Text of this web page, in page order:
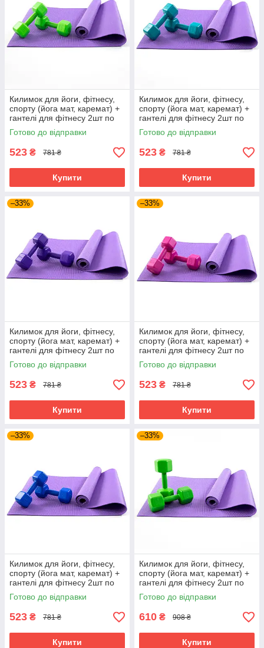
Килимок для йоги, фітнесу,
спорту (йога мат, каремат) +
гантелі для фітнесу 2шт по
2кг OSPORT Set 82 (n-0112)
Фіолетово-салатовий
Готово до відправки
523 ₴ 781 ₴
Купити
Килимок для йоги, фітнесу,
спорту (йога мат, каремат) +
гантелі для фітнесу 2шт по
2кг OSPORT Set 82 (n-0112)
Фіолетово-бірюзовий
Готово до відправки
523 ₴ 781 ₴
Купити
–33%
Килимок для йоги, фітнесу,
спорту (йога мат, каремат) +
гантелі для фітнесу 2шт по
2кг OSPORT Set 82 (n-0112)
Фіолетово-фіолетовий
Готово до відправки
523 ₴ 781 ₴
Купити
–33%
Килимок для йоги, фітнесу,
спорту (йога мат, каремат) +
гантелі для фітнесу 2шт по
2кг OSPORT Set 82 (n-0112)
Фіолетово-рожевий
Готово до відправки
523 ₴ 781 ₴
Купити
–33%
Килимок для йоги, фітнесу,
спорту (йога мат, каремат) +
гантелі для фітнесу 2шт по
2кг OSPORT Set 82 (n-0112)
Фіолетово-синій
Готово до відправки
523 ₴ 781 ₴
Купити
–33%
Килимок для йоги, фітнесу,
спорту (йога мат, каремат) +
гантелі для фітнесу 2шт по
3кг OSPORT Set 83 (n-0113)
Фіолетово-салатовий
Готово до відправки
610 ₴ 908 ₴
Купити